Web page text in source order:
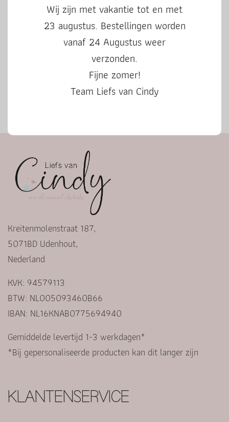
Wij zijn met vakantie tot en met
23 augustus. Bestellingen worden
vanaf 24 Augustus weer
verzonden.
Fijne zomer!
Team Liefs van Cindy
Kreitenmolenstraat 187,
5071BD Udenhout,
Nederland
KVK: 94579113
BTW: NL005093460B66
IBAN: NL16KNAB0775694940
Gemiddelde levertijd 1-3 werkdagen*
*Bij gepersonaliseerde producten kan dit langer zijn
KLANTENSERVICE